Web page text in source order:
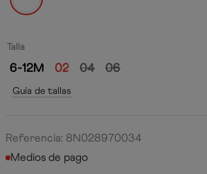
Talla
6-12M 02 04 06
Guía de tallas
Referencia: 8N028970034
Medios de pago